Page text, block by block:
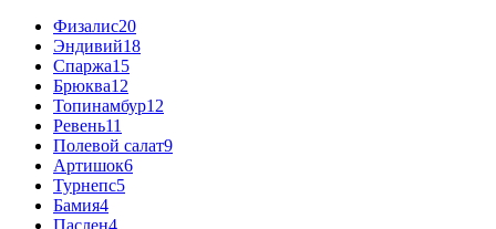
Физалис20
Эндивий18
Спаржа15
Брюква12
Топинамбур12
Ревень11
Полевой салат9
Артишок6
Турнепс5
Бамия4